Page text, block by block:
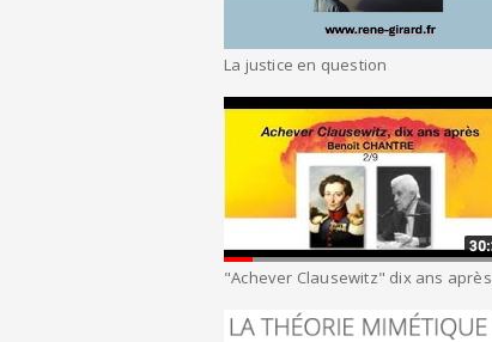
La justice en question
"Achever Clausewitz" dix ans après